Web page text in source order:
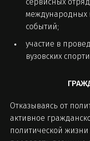
сервисных
международных
событий;
участие в
вузовских
Отказываясь от
активное
политической жизни